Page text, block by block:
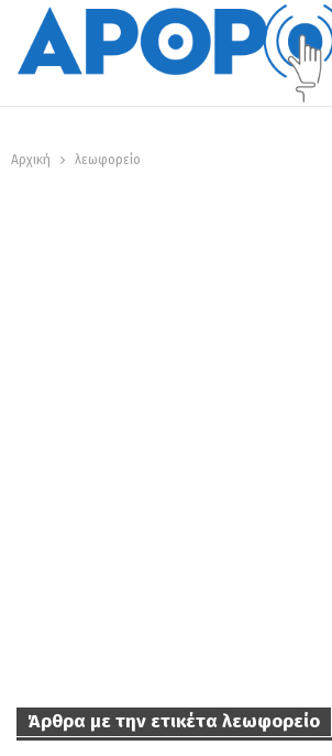
Αρχική λεωφορείο
Άρθρα με την ετικέτα λεωφορείο